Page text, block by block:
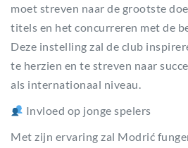
moet streven naar de grootste
titels en het concurreren met de
Deze instelling zal de club
te herzien en te streven naar
als internationaal niveau.
Invloed op jonge spelers
Met zijn ervaring zal Modrić